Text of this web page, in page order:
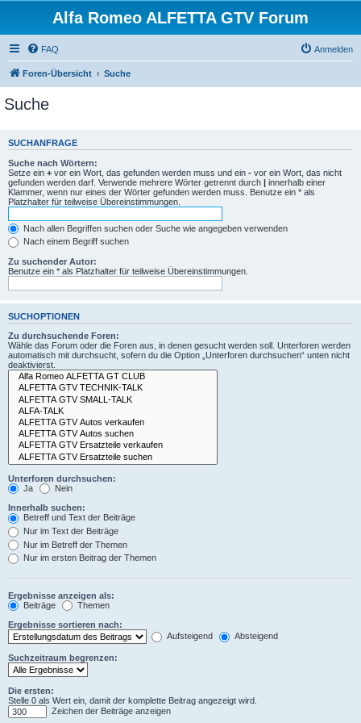
Alfa Romeo ALFETTA GTV Forum
FAQ Anmelden
Foren-Übersicht Suche
Suche
SUCHANFRAGE
Suche nach Wörtern:
Setze ein + vor ein Wort, das gefunden werden muss und ein - vor ein Wort, das nicht
gefunden werden darf. Verwende mehrere Wörter getrennt durch | innerhalb einer
Klammer, wenn nur eines der Wörter gefunden werden muss. Benutze ein * als
Platzhalter für teilweise Übereinstimmungen.
Nach allen Begriffen suchen oder Suche wie angegeben verwenden
Nach einem Begriff suchen
Zu suchender Autor:
Benutze ein * als Platzhalter für teilweise Übereinstimmungen.
SUCHOPTIONEN
Zu durchsuchende Foren:
Wähle das Forum oder die Foren aus, in denen gesucht werden soll. Unterforen werden
automatisch mit durchsucht, sofern du die Option „Unterforen durchsuchen“ unten nicht
deaktivierst.
Unterforen durchsuchen:
Ja
Nein
Innerhalb suchen:
Betreff und Text der Beiträge
Nur im Text der Beiträge
Nur im Betreff der Themen
Nur im ersten Beitrag der Themen
Ergebnisse anzeigen als:
Beiträge
Themen
Ergebnisse sortieren nach:
Aufsteigend
Absteigend
Suchzeitraum begrenzen:
Die ersten:
Stelle 0 als Wert ein, damit der komplette Beitrag angezeigt wird.
Zeichen der Beiträge anzeigen